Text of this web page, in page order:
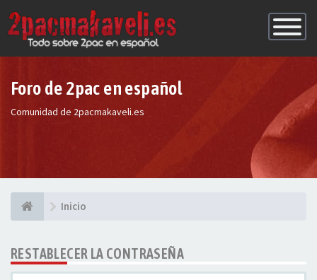
de
Foro de 2pac en español
Comunidad de 2pacmakaveli.es
Inicio
RESTABLECER LA CONTRASEÑA